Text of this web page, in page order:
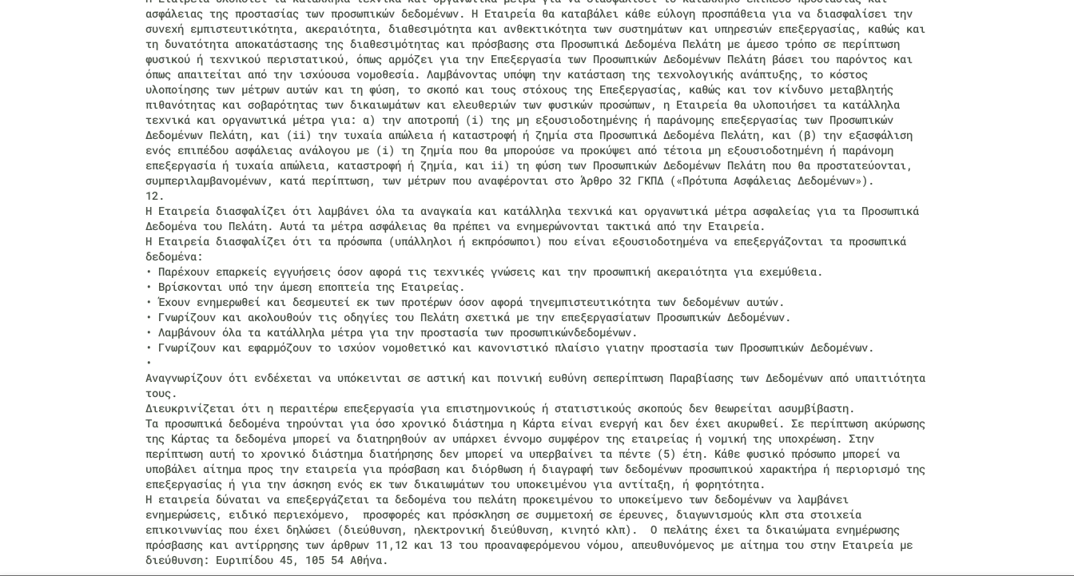
ασφάλειας της προστασίας των προσωπικών δεδομένων. Η Εταιρεία θα καταβάλει κάθε εύλογη προσπάθεια για να διασφαλίσει την
συνεχή εμπιστευτικότητα, ακεραιότητα, διαθεσιμότητα και ανθεκτικότητα των συστημάτων και υπηρεσιών επεξεργασίας, καθώς και
τη δυνατότητα αποκατάστασης της διαθεσιμότητας και πρόσβασης στα Προσωπικά Δεδομένα Πελάτη με άμεσο τρόπο σε περίπτωση
φυσικού ή τεχνικού περιστατικού, όπως αρμόζει για την Επεξεργασία των Προσωπικών Δεδομένων Πελάτη βάσει του παρόντος και
όπως απαιτείται από την ισχύουσα νομοθεσία. Λαμβάνοντας υπόψη την κατάσταση της τεχνολογικής ανάπτυξης, το κόστος
υλοποίησης των μέτρων αυτών και τη φύση, το σκοπό και τους στόχους της Επεξεργασίας, καθώς και τον κίνδυνο μεταβλητής
πιθανότητας και σοβαρότητας των δικαιωμάτων και ελευθεριών των φυσικών προσώπων, η Εταιρεία θα υλοποιήσει τα κατάλληλα
τεχνικά και οργανωτικά μέτρα για: α) την αποτροπή (i) της μη εξουσιοδοτημένης ή παράνομης επεξεργασίας των Προσωπικών
Δεδομένων Πελάτη, και (ii) την τυχαία απώλεια ή καταστροφή ή ζημία στα Προσωπικά Δεδομένα Πελάτη, και (β) την εξασφάλιση
ενός επιπέδου ασφάλειας ανάλογου με (i) τη ζημία που θα μπορούσε να προκύψει από τέτοια μη εξουσιοδοτημένη ή παράνομη
επεξεργασία ή τυχαία απώλεια, καταστροφή ή ζημία, και ii) τη φύση των Προσωπικών Δεδομένων Πελάτη που θα προστατεύονται,
συμπεριλαμβανομένων, κατά περίπτωση, των μέτρων που αναφέρονται στο Άρθρο 32 ΓΚΠΔ («Πρότυπα Ασφάλειας Δεδομένων»).
12.
Η Εταιρεία διασφαλίζει ότι λαμβάνει όλα τα αναγκαία και κατάλληλα τεχνικά και οργανωτικά μέτρα ασφαλείας για τα Προσωπικά
Δεδομένα του Πελάτη. Αυτά τα μέτρα ασφάλειας θα πρέπει να ενημερώνονται τακτικά από την Εταιρεία.
Η Εταιρεία διασφαλίζει ότι τα πρόσωπα (υπάλληλοι ή εκπρόσωποι) που είναι εξουσιοδοτημένα να επεξεργάζονται τα προσωπικά
δεδομένα:
• Παρέχουν επαρκείς εγγυήσεις όσον αφορά τις τεχνικές γνώσεις και την προσωπική ακεραιότητα για εχεμύθεια.
• Βρίσκονται υπό την άμεση εποπτεία της Εταιρείας.
• Έχουν ενημερωθεί και δεσμευτεί εκ των προτέρων όσον αφορά τηνεμπιστευτικότητα των δεδομένων αυτών.
• Γνωρίζουν και ακολουθούν τις οδηγίες του Πελάτη σχετικά με την επεξεργασίατων Προσωπικών Δεδομένων.
• Λαμβάνουν όλα τα κατάλληλα μέτρα για την προστασία των προσωπικώνδεδομένων.
• Γνωρίζουν και εφαρμόζουν το ισχύον νομοθετικό και κανονιστικό πλαίσιο γιατην προστασία των Προσωπικών Δεδομένων.
•
Αναγνωρίζουν ότι ενδέχεται να υπόκεινται σε αστική και ποινική ευθύνη σεπερίπτωση Παραβίασης των Δεδομένων από υπαιτιότητα
τους.
Διευκρινίζεται ότι η περαιτέρω επεξεργασία για επιστημονικούς ή στατιστικούς σκοπούς δεν θεωρείται ασυμβίβαστη.
Τα προσωπικά δεδομένα τηρούνται για όσο χρονικό διάστημα η Κάρτα είναι ενεργή και δεν έχει ακυρωθεί. Σε περίπτωση ακύρωσης
της Κάρτας τα δεδομένα μπορεί να διατηρηθούν αν υπάρχει έννομο συμφέρον της εταιρείας ή νομική της υποχρέωση. Στην
περίπτωση αυτή το χρονικό διάστημα διατήρησης δεν μπορεί να υπερβαίνει τα πέντε (5) έτη. Κάθε φυσικό πρόσωπο μπορεί να
υποβάλει αίτημα προς την εταιρεία για πρόσβαση και διόρθωση ή διαγραφή των δεδομένων προσωπικού χαρακτήρα ή περιορισμό της
επεξεργασίας ή για την άσκηση ενός εκ των δικαιωμάτων του υποκειμένου για αντίταξη, ή φορητότητα.
Η εταιρεία δύναται να επεξεργάζεται τα δεδομένα του πελάτη προκειμένου το υποκείμενο των δεδομένων να λαμβάνει
ενημερώσεις, ειδικό περιεχόμενο, προσφορές και πρόσκληση σε συμμετοχή σε έρευνες, διαγωνισμούς κλπ στα στοιχεία
επικοινωνίας που έχει δηλώσει (διεύθυνση, ηλεκτρονική διεύθυνση, κινητό κλπ). Ο πελάτης έχει τα δικαιώματα ενημέρωσης
πρόσβασης και αντίρρησης των άρθρων 11,12 και 13 του προαναφερόμενου νόμου, απευθυνόμενος με αίτημα του στην Εταιρεία με
διεύθυνση: Ευριπίδου 45, 105 54 Αθήνα.